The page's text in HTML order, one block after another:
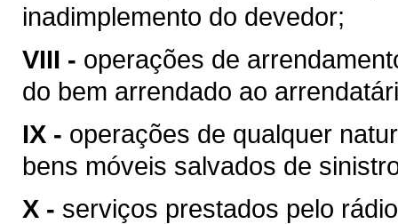
inadimplemento do devedor;
VIII - operações de
do bem arrendado ao
IX - operações de qualquer
bens móveis salvados de
X - serviços prestados pelo